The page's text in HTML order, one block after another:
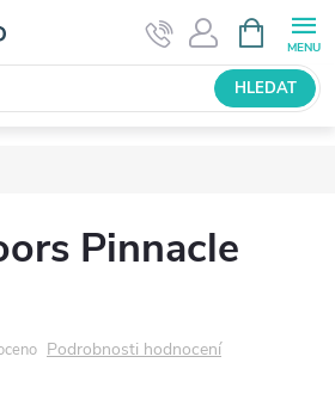
NÁKUPNÍ
KOŠÍK
HLEDAT
Pinnacle
Podrobnosti hodnocení